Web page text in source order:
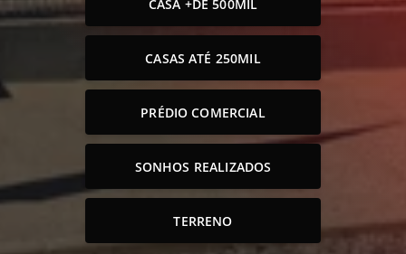
CASA +DE 500MIL
CASAS ATÉ 250MIL
PRÉDIO COMERCIAL
SONHOS REALIZADOS
TERRENO